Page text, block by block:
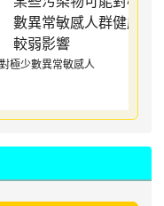
極少數異常敏感人